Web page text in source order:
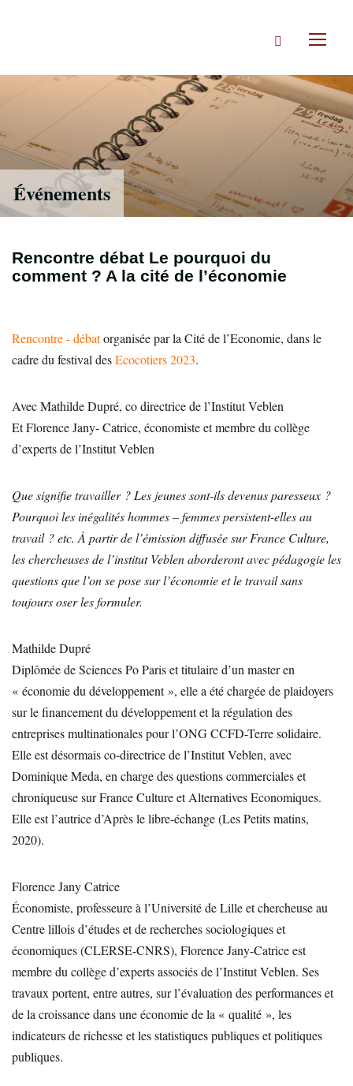
Rechercher
Événements
Rencontre débat Le pourquoi du
comment ? A la cité de l’économie
Rencontre - débatorganisée par la Cité de l’Economie, dans le
cadre du festival desEcocotiers 2023.
Avec Mathilde Dupré, co directrice de l’Institut Veblen
Et Florence Jany- Catrice, économiste et membre du collège
d’experts de l’Institut Veblen
Que signifie travailler ? Les jeunes sont-ils devenus paresseux ?
Pourquoi les inégalités hommes – femmes persistent-elles au
travail ? etc. À partir de l’émission diffusée sur France Culture,
les chercheuses de l’institut Veblen aborderont avec pédagogie les
questions que l’on se pose sur l’économie et le travail sans
toujours oser les formuler.
Mathilde Dupré
Diplômée de Sciences Po Paris et titulaire d’un master en
« économie du développement », elle a été chargée de plaidoyers
sur le financement du développement et la régulation des
entreprises multinationales pour l’ONG CCFD-Terre solidaire.
Elle est désormais co-directrice de l’Institut Veblen, avec
Dominique Meda, en charge des questions commerciales et
chroniqueuse sur France Culture et Alternatives Economiques.
Elle est l’autrice d’Après le libre-échange (Les Petits matins,
2020).
Florence Jany Catrice
Économiste, professeure à l’Université de Lille et chercheuse au
Centre lillois d’études et de recherches sociologiques et
économiques (CLERSE-CNRS), Florence Jany-Catrice est
membre du collège d’experts associés de l’Institut Veblen. Ses
travaux portent, entre autres, sur l’évaluation des performances et
de la croissance dans une économie de la « qualité », les
indicateurs de richesse et les statistiques publiques et politiques
publiques.